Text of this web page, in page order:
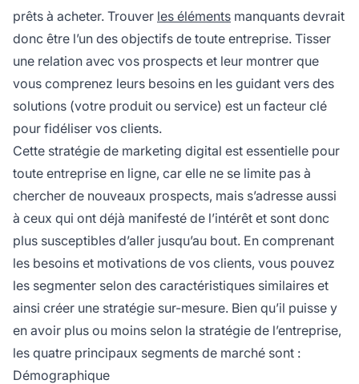
prêts à acheter. Trouver les éléments manquants devrait
donc être l’un des objectifs de toute entreprise. Tisser
une relation avec vos prospects et leur montrer que
vous comprenez leurs besoins en les guidant vers des
solutions (votre produit ou service) est un facteur clé
pour fidéliser vos clients.
Cette stratégie de marketing digital est essentielle pour
toute entreprise en ligne, car elle ne se limite pas à
chercher de nouveaux prospects, mais s’adresse aussi
à ceux qui ont déjà manifesté de l’intérêt et sont donc
plus susceptibles d’aller jusqu’au bout. En comprenant
les besoins et motivations de vos clients, vous pouvez
les segmenter selon des caractéristiques similaires et
ainsi créer une stratégie sur-mesure. Bien qu’il puisse y
en avoir plus ou moins selon la stratégie de l’entreprise,
les quatre principaux segments de marché sont :
Démographique